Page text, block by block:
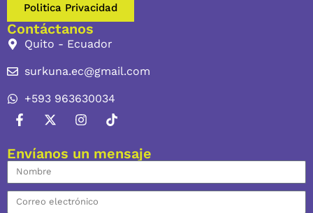
Contáctanos
Politica Privacidad
Quito - Ecuador
surkuna.ec@gmail.com
+593 963630034
Envíanos un mensaje